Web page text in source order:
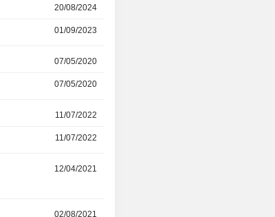
20/08/2024
01/09/2023
07/05/2020
07/05/2020
11/07/2022
11/07/2022
12/04/2021
02/08/2021